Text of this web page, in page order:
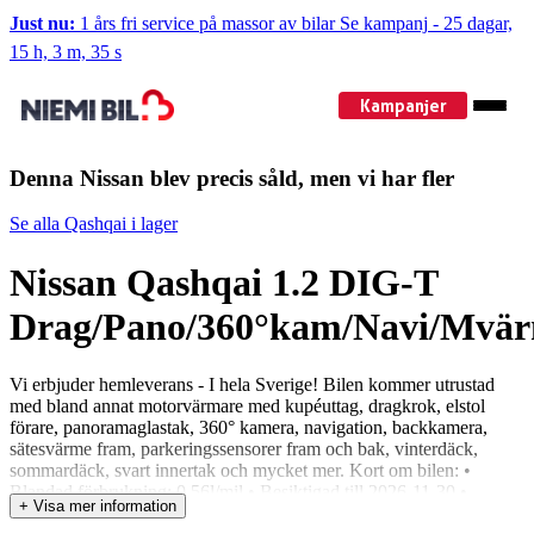
Just nu: 1 års fri service på massor av bilar Se kampanj - 25 dagar,
15 h, 3 m, 33 s
Kampanjer
Denna Nissan blev precis såld, men vi har fler
Se alla Qashqai i lager
Nissan Qashqai 1.2 DIG-T
Drag/Pano/360°kam/Navi/
Vi erbjuder hemleverans - I hela Sverige! Bilen kommer utrustad
med bland annat motorvärmare med kupéuttag, dragkrok, elstol
förare, panoramaglastak, 360° kamera, navigation, backkamera,
sätesvärme fram, parkeringssensorer fram och bak, vinterdäck,
sommardäck, svart innertak och mycket mer. Kort om bilen: •
Blandad förbrukning: 0,56l/mil • Besiktigad till 2026-11-30 •
Årsskatt: 844kr • Dragvikt: 1000kg • Upp till 5 års garanti går att
+ Visa mer information